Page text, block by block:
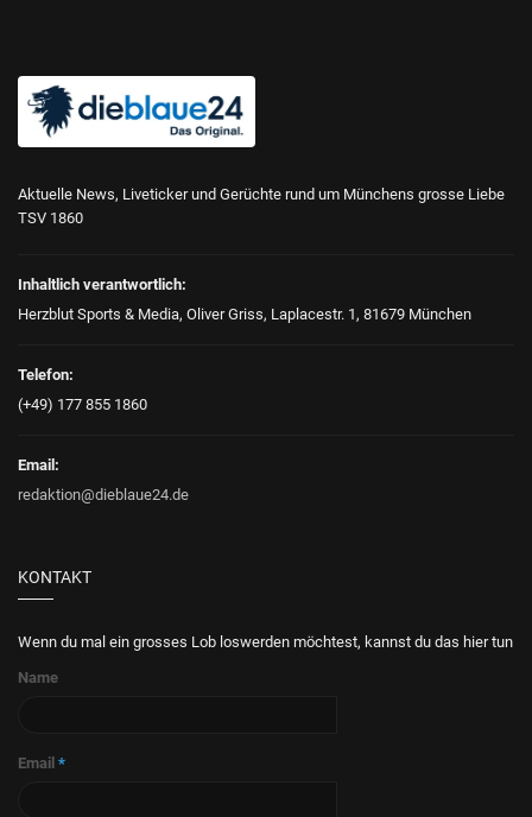
Aktuelle News, Liveticker und Gerüchte rund um Münchens grosse Liebe
TSV 1860
Inhaltlich verantwortlich:
Herzblut Sports & Media, Oliver Griss, Laplacestr. 1, 81679 München
Telefon:
(+49) 177 855 1860
Email:
redaktion@dieblaue24.de
KONTAKT
Wenn du mal ein grosses Lob loswerden möchtest, kannst du das hier tun
Name
Email *